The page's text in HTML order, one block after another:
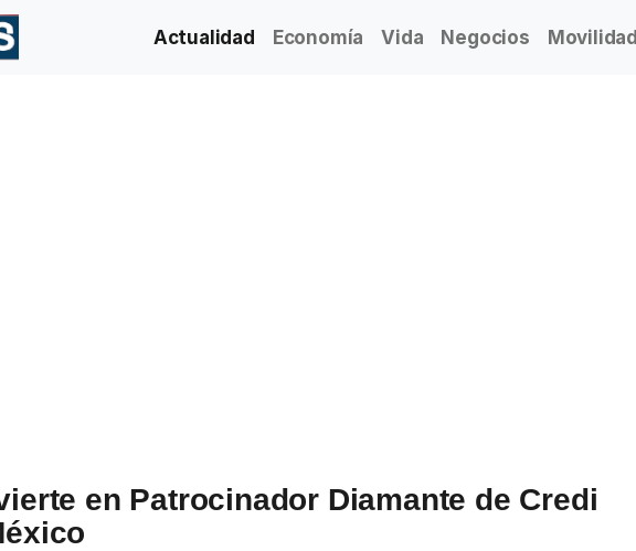
Actualidad Economía Vida Negocios Movilidad
en Patrocinador Diamante de Credi